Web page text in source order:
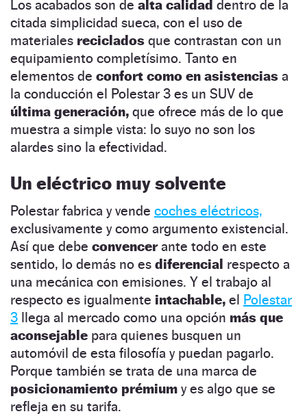
Los acabados son de alta calidad dentro de la
citada simplicidad sueca, con el uso de
materiales reciclados que contrastan con un
equipamiento completísimo. Tanto en
elementos de confort como en asistencias a
la conducción el Polestar 3 es un SUV de
última generación, que ofrece más de lo que
muestra a simple vista: lo suyo no son los
alardes sino la efectividad.
Un eléctrico muy solvente
Polestar fabrica y vende coches eléctricos,
exclusivamente y como argumento existencial.
Así que debe convencerante todo en este
sentido, lo demás no es diferencial respecto a
una mecánica con emisiones. Y el trabajo al
respecto es igualmente intachable, el Polestar
3 llega al mercado como una opción más que
aconsejable para quienes busquen un
automóvil de esta filosofía y puedan pagarlo.
Porque también se trata de una marca de
posicionamiento prémium y es algo que se
refleja en su tarifa.